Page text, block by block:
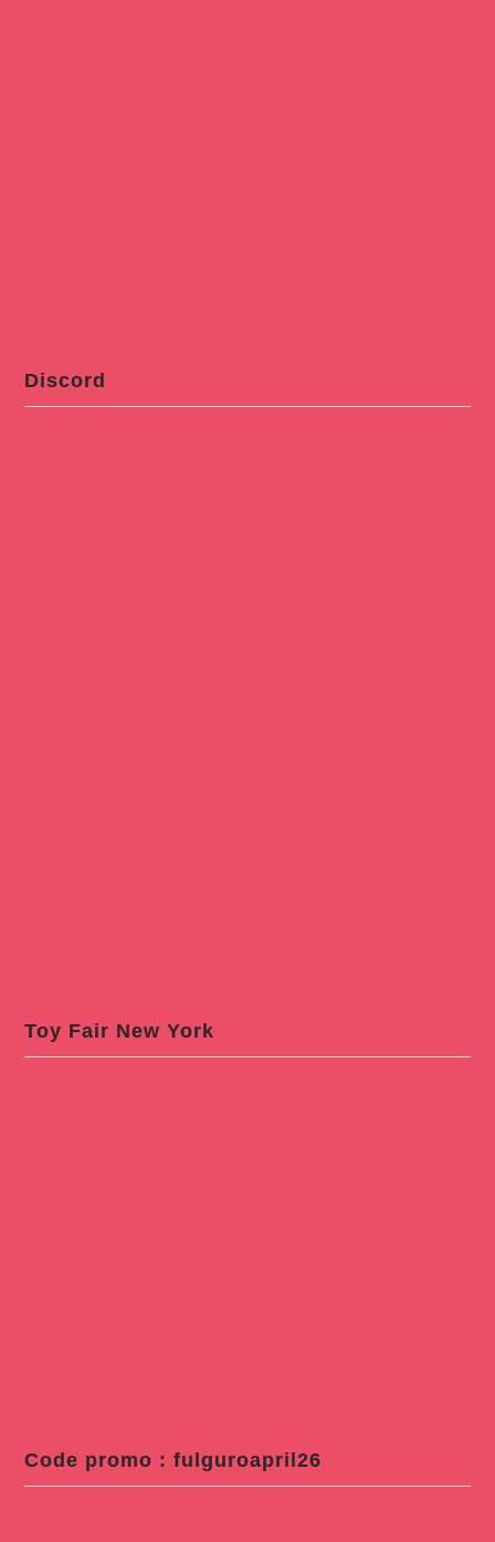
Discord
Toy Fair New York
Code promo : fulguroapril26